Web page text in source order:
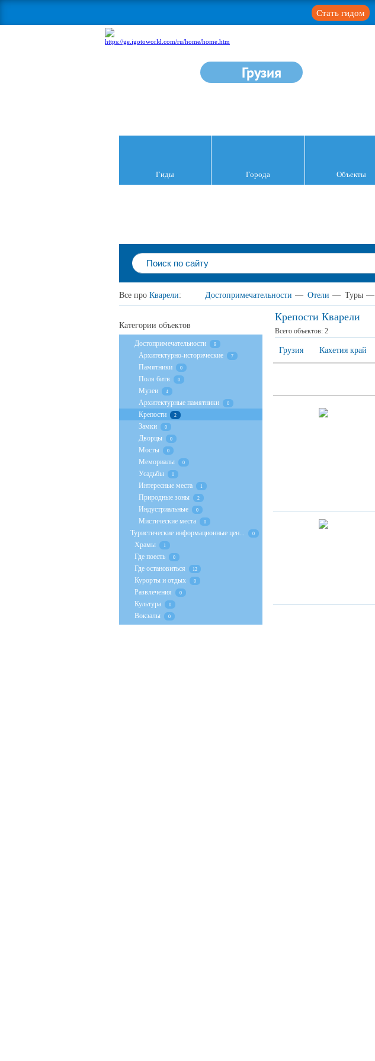
Стать гидом
Грузия
Гиды Города Объекты
Все про Кварели: Достопримечательности — Отели — Туры —
Крепости Кварели
Всего объектов: 2
Грузия Кахетия край
Категории объектов
Достопримечательности 9
Архитектурно-исторические 7
Памятники 0
Поля битв 0
Музеи 4
Архитектурные памятники 0
Крепости 2
Замки 0
Дворцы 0
Мосты 0
Мемориалы 0
Усадьбы 0
Интересные места 1
Природные зоны 2
Индустриальные 0
Мистические места 0
Туристические информационные цен... 0
Храмы 1
Где поесть 0
Где остановиться 12
Курорты и отдых 0
Развлечения 0
Культура 0
Вокзалы 0